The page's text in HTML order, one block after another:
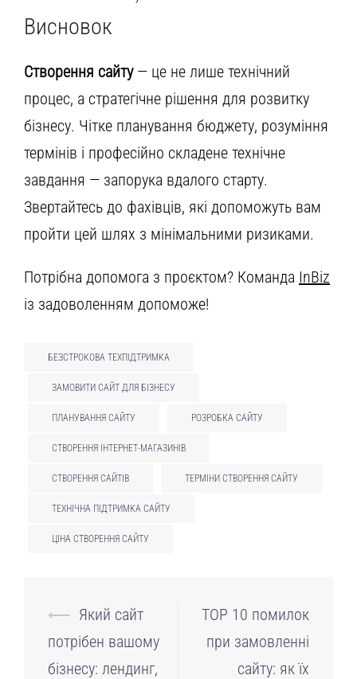
Висновок
Створення сайту— це не лише технічний
процес, а стратегічне рішення для розвитку
бізнесу. Чітке планування бюджету, розуміння
термінів і професійно складене технічне
завдання — запорука вдалого старту.
Звертайтесь до фахівців, які допоможуть вам
пройти цей шлях з мінімальними ризиками.
Потрібна допомога з проєктом? Команда InBiz
із задоволенням допоможе!
БЕЗСТРОКОВА ТЕХПІДТРИМКА
ЗАМОВИТИ САЙТ ДЛЯ БІЗНЕСУ
ПЛАНУВАННЯ САЙТУ РОЗРОБКА САЙТУ
СТВОРЕННЯ ІНТЕРНЕТ-МАГАЗИНІВ
СТВОРЕННЯ САЙТІВ ТЕРМІНИ СТВОРЕННЯ САЙТУ
ТЕХНІЧНА ПІДТРИМКА САЙТУ
ЦІНА СТВОРЕННЯ САЙТУ
Навігація
по
запису
⟵ Який сайт
потрібен вашому
бізнесу: лендинг,
TOP 10 помилок
при замовленні
сайту: як їх